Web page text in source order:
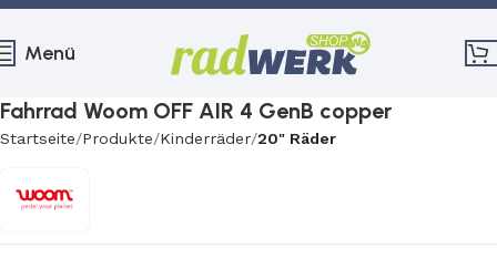
Menü
Fahrrad Woom OFF AIR 4 GenB copper
Startseite Produkte Kinderräder 20" Räder